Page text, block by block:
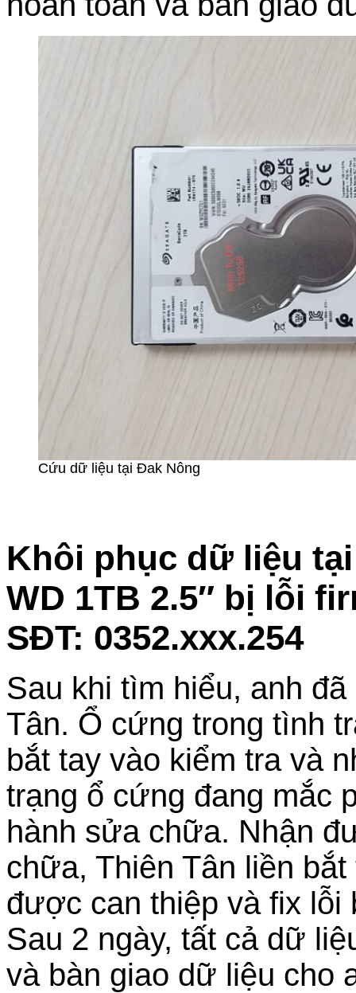
Cứu dữ liệu tại Đak Nông
Khôi phục dữ liệu
WD 1TB 2.5″ bị lỗi
SĐT: 0352.xxx.254
Sau khi tìm hiểu, anh
Tân. Ổ cứng trong tình
bắt tay vào kiểm tra và
trạng ổ cứng đang mắc
hành sửa chữa. Nhận
chữa, Thiên Tân liền
được can thiệp và fix lỗi
Sau 2 ngày, tất cả dữ
và bàn giao dữ liệu cho